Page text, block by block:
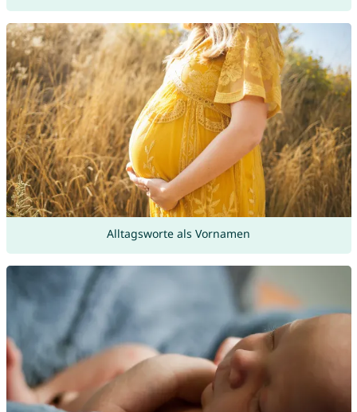
Alltagsworte als Vornamen